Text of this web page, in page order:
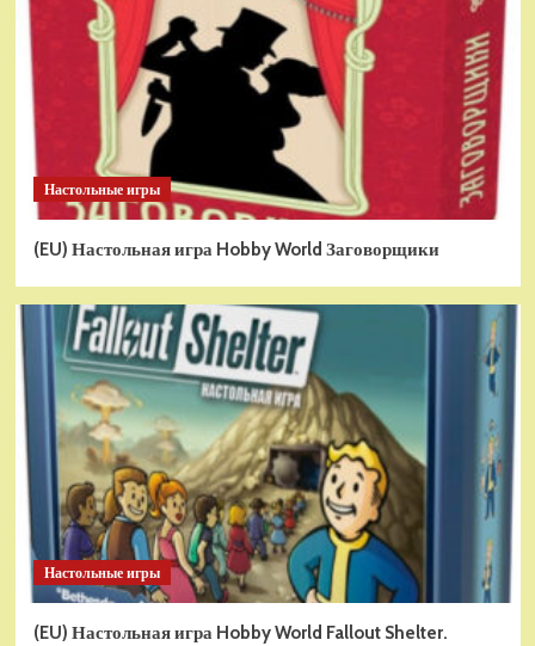
Настольные игры
(EU) Настольная игра Hobby World Заговорщики
Настольные игры
(EU) Настольная игра Hobby World Fallout Shelter.